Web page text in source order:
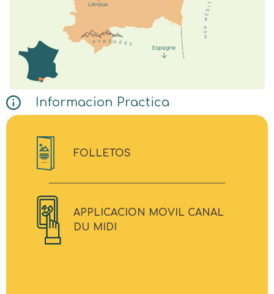
Informacion Practica
FOLLETOS
APPLICACION MOVIL CANAL
DU MIDI